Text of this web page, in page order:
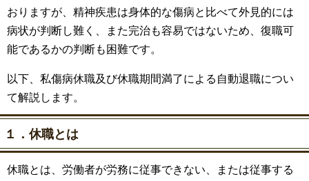
おりますが、精神疾患は身体的な傷病と比べて外見的には
病状が判断し難く、また完治も容易ではないため、復職可
能であるかの判断も困難です。
以下、私傷病休職及び休職期間満了による自動退職につい
て解説します。
１．休職とは
休職とは、労働者が労務に従事できない、または従事する